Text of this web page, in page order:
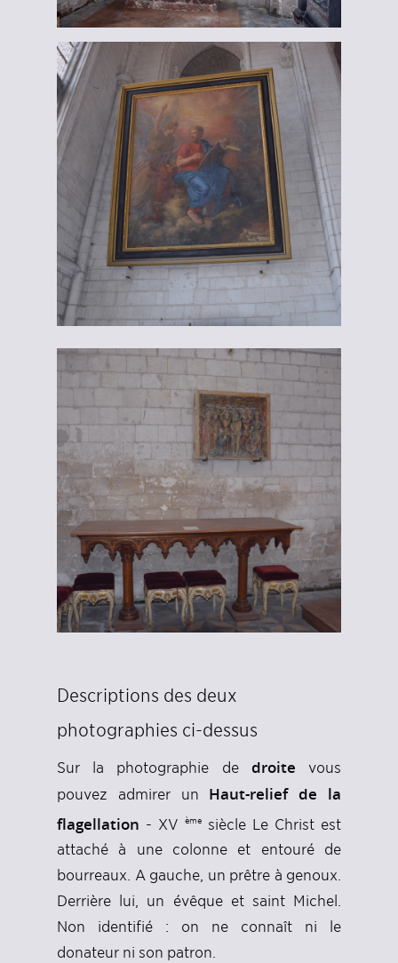
Descriptions des deux
photographies ci-dessus
Sur la photographie de droite vous
pouvez admirer un Haut-relief de la
flagellation - XV ème siècle Le Christ est
attaché à une colonne et entouré de
bourreaux. A gauche, un prêtre à genoux.
Derrière lui, un évêque et saint Michel.
Non identifié : on ne connaît ni le
donateur ni son patron.